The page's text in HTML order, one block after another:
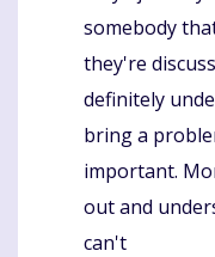
somebody
they're
definitely
bring a
important.
out and
can't